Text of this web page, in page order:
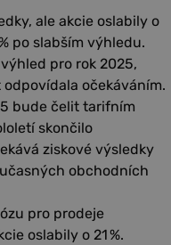
ale akcie oslabily o
po slabším výhledu.
pro rok 2025,
odpovídala očekáváním.
bude čelit tarifním
skončilo
ziskové výsledky
obchodních
pro prodeje
oslabily o 21 %.